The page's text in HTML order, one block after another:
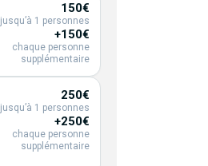
150€
jusqu’à 1 personnes
+150€
chaque personne
supplémentaire
250€
jusqu’à 1 personnes
+250€
chaque personne
supplémentaire